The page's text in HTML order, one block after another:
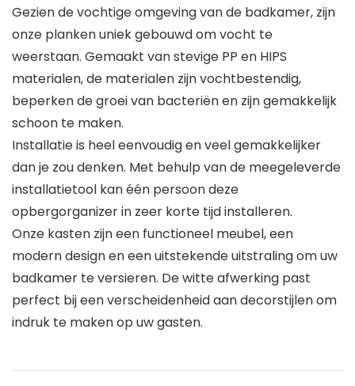
Gezien de vochtige omgeving van de badkamer, zijn
onze planken uniek gebouwd om vocht te
weerstaan. Gemaakt van stevige PP en HIPS
materialen, de materialen zijn vochtbestendig,
beperken de groei van bacteriën en zijn gemakkelijk
schoon te maken.
Installatie is heel eenvoudig en veel gemakkelijker
dan je zou denken. Met behulp van de meegeleverde
installatietool kan één persoon deze
opbergorganizer in zeer korte tijd installeren.
Onze kasten zijn een functioneel meubel, een
modern design en een uitstekende uitstraling om uw
badkamer te versieren. De witte afwerking past
perfect bij een verscheidenheid aan decorstijlen om
indruk te maken op uw gasten.